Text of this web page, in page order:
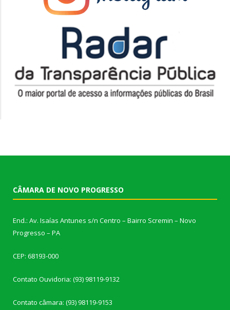
CÂMARA DE NOVO PROGRESSO
End.: Av. Isaías Antunes s/n Centro – Bairro Scremin – Novo
Progresso – PA
CEP: 68193-000
Contato Ouvidoria: (93) 98119-9132
Contato câmara: (93) 98119-9153